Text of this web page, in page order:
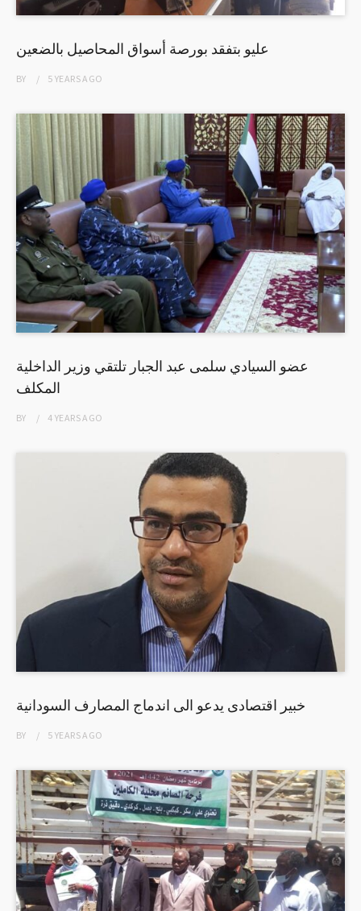
عليو بتفقد بورصة أسواق المحاصيل بالضعين
BY 5 YEARSAGO
عضو السيادي سلمى عبد الجبار تلتقي وزير الداخلية
المكلف
BY 4 YEARSAGO
خبير اقتصادى يدعو الى اندماج المصارف السودانية
BY 5 YEARSAGO